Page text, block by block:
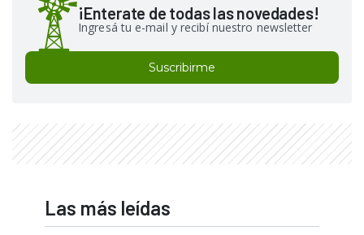
¡Enterate de todas las novedades!
Ingresá tu e-mail y recibí nuestro newsletter
Suscribirme
Las más leídas